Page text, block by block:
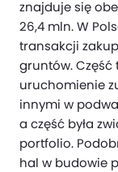
znajduje się
26,4 mln. W
transakcji
gruntów. Część
uruchomienie
innymi w
a część była
portfolio.
hal w budowie